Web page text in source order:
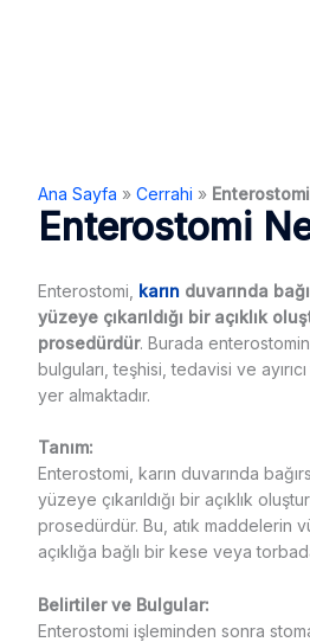
Ana Sayfa » Cerrahi »
Enterostomi
Enterostomi, karınduvarında
yüzeye çıkarıldığı bir açıklık
prosedürdür. Burada
bulguları, teşhisi, tedavisi ve
yer almaktadır.
Tanım:
Enterostomi, karın duvarında
yüzeye çıkarıldığı bir açıklık
prosedürdür. Bu, atık maddelerin
açıklığa bağlı bir kese veya
Belirtiler ve Bulgular:
Enterostomi işleminden sonra